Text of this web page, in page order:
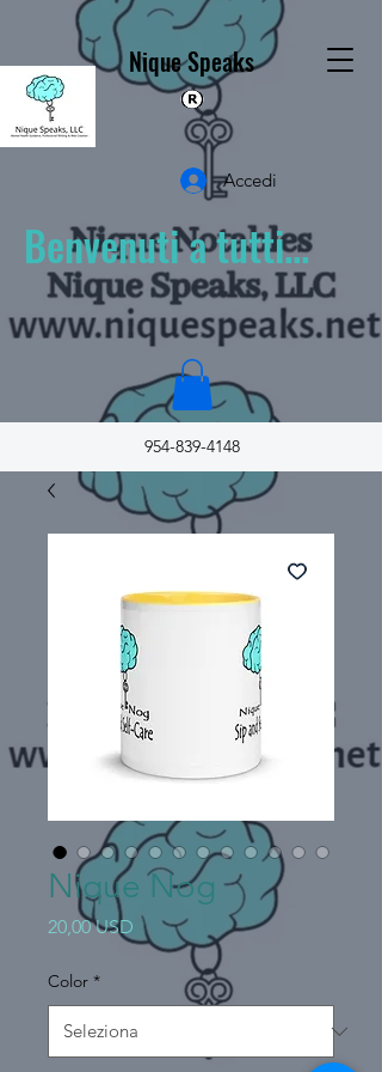
Nique Speaks
Accedi
Benvenuti a tutti...
954-839-4148
Nique Nog
20,00 USD Prezzo
Color *